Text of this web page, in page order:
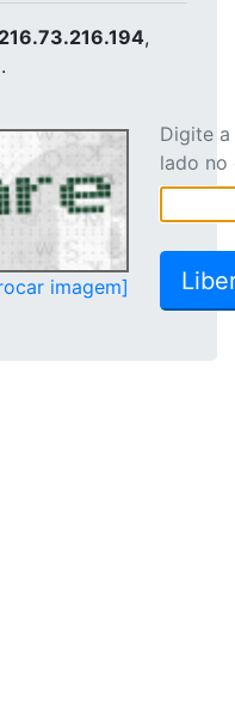
216.73.216.194,
imagem]
Digite
lado no